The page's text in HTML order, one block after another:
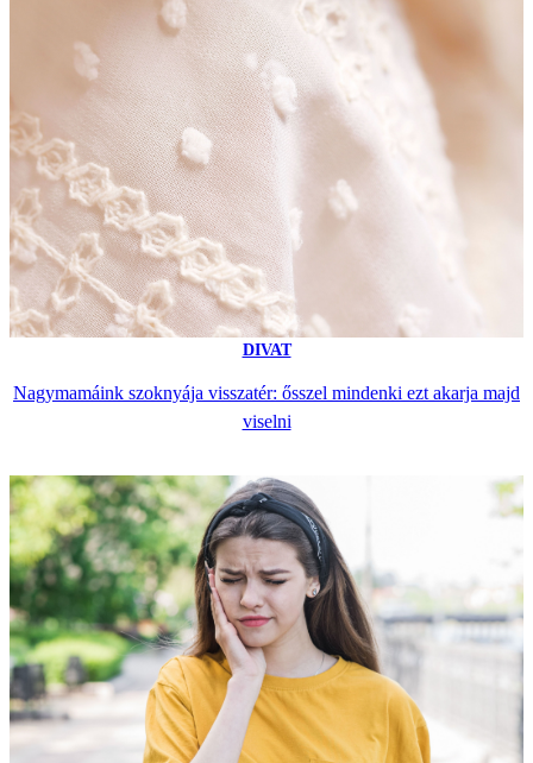
DIVAT
Nagymamáink szoknyája visszatér: ősszel mindenki ezt akarja majd
viselni